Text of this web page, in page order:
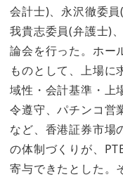
会計士)、永沢徹委
我貴志委員(弁護士)
論会を行った。ホー
ものとして、上場に
域性・会計基準・上
令遵守、パチンコ営
など、香港証券市場
の体制づくりが、
寄与できたとした。